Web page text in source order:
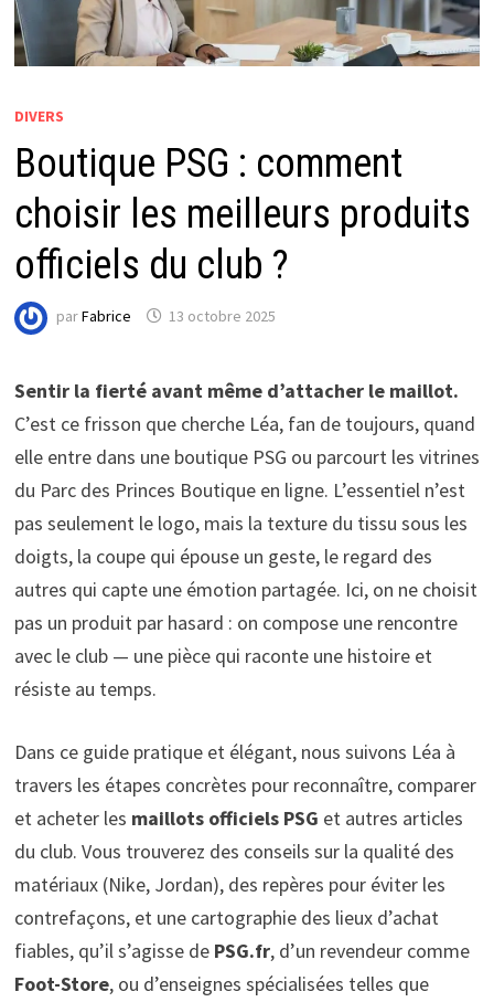
DIVERS
Boutique PSG : comment
choisir les meilleurs produits
officiels du club ?
parFabrice 13 octobre 2025
Sentir la fierté avant même d’attacher le maillot.
C’est ce frisson que cherche Léa, fan de toujours, quand
elle entre dans une boutique PSG ou parcourt les vitrines
du Parc des Princes Boutique en ligne. L’essentiel n’est
pas seulement le logo, mais la texture du tissu sous les
doigts, la coupe qui épouse un geste, le regard des
autres qui capte une émotion partagée. Ici, on ne choisit
pas un produit par hasard : on compose une rencontre
avec le club — une pièce qui raconte une histoire et
résiste au temps.
Dans ce guide pratique et élégant, nous suivons Léa à
travers les étapes concrètes pour reconnaître, comparer
et acheter les maillots officiels PSG et autres articles
du club. Vous trouverez des conseils sur la qualité des
matériaux (Nike, Jordan), des repères pour éviter les
contrefaçons, et une cartographie des lieux d’achat
fiables, qu’il s’agisse de PSG.fr, d’un revendeur comme
Foot-Store, ou d’enseignes spécialisées telles que